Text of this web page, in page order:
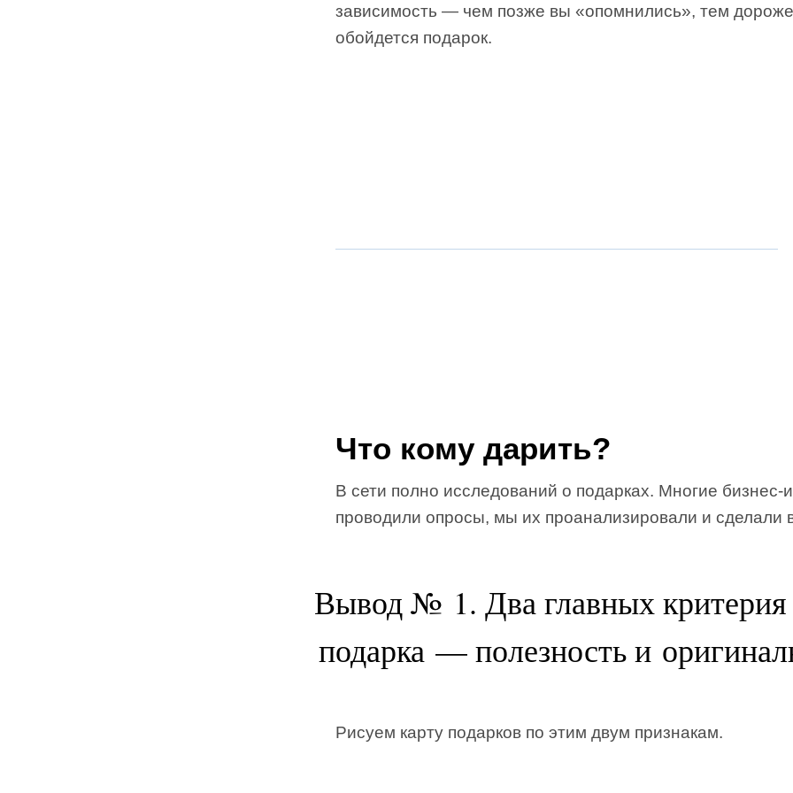
зависимость — чем позже вы «опомнились», тем
обойдется подарок.
Что кому дарить?
В сети полно исследований о подарках. Многие бизнес-
проводили опросы, мы их проанализировали и сделали
Вывод № 1. Два главных критерия
подарка — полезность и
Рисуем карту подарков по этим двум признакам.